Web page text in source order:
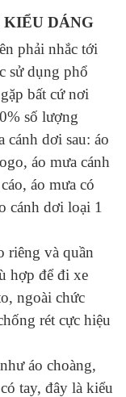
DÁNG
phải nhắc tới
sử dụng phổ
bất cứ nơi
số lượng
cánh dơi sau: áo
áo mưa cánh
áo mưa có
cánh dơi loại 1
riêng và quần
hợp để đi xe
ngoài chức
rét cực hiệu
áo choàng,
tay, đây là kiểu